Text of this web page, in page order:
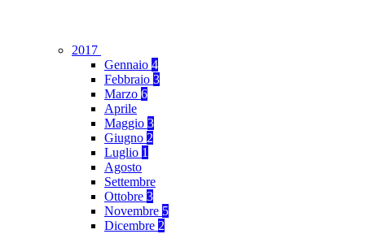
2017
Gennaio 4
Febbraio 3
Marzo 6
Aprile
Maggio 3
Giugno 2
Luglio 1
Agosto
Settembre
Ottobre 3
Novembre 5
Dicembre 2